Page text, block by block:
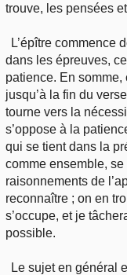
trouve, les pensées
L’épître commence
dans les épreuves,
patience. En
jusqu’à la fin du
tourne vers la
s’oppose à la
qui se tient dans la
comme ensemble,
raisonnements de
reconnaître ; on en
s’occupe, et je
possible.
Le sujet en général